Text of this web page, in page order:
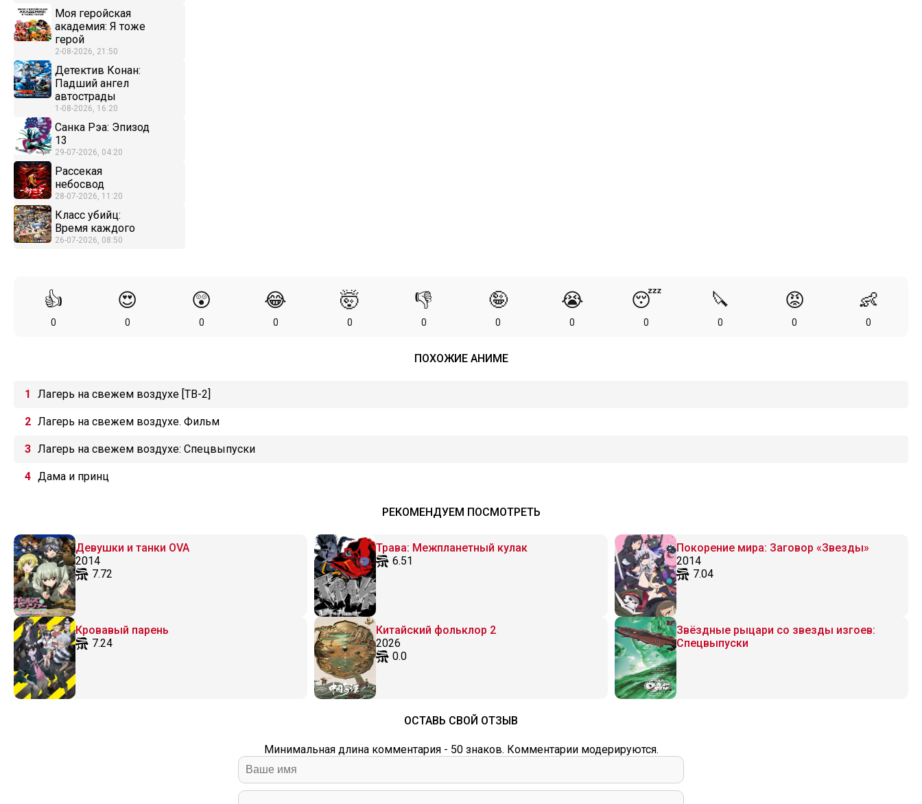
Моя геройская
академия: Я тоже
герой
2-08-2026, 21:50
Детектив Конан:
Падший ангел
автострады
1-08-2026, 16:20
Санка Рэа: Эпизод
13
29-07-2026, 04:20
Рассекая
небосвод
28-07-2026, 11:20
Класс убийц:
Время каждого
26-07-2026, 08:50
👍
0
😍
0
😲
0
😂
0
🤯
0
👎
0
🤪
0
😭
0
😴
0
🔪
0
😡
0
👶
0
ПОХОЖИЕ АНИМЕ
Лагерь на свежем воздухе [ТВ-2]
Лагерь на свежем воздухе. Фильм
Лагерь на свежем воздухе: Спецвыпуски
Дама и принц
РЕКОМЕНДУЕМ ПОСМОТРЕТЬ
Девушки и танки OVA
2014
7.72
Трава: Межпланетный кулак
6.51
Покорение мира: Заговор «Звезды»
2014
7.04
Кровавый парень
7.24
Китайский фольклор 2
2026
0.0
Звёздные рыцари со звезды изгоев:
Спецвыпуски
ОСТАВЬ СВОЙ ОТЗЫВ
Минимальная длина комментария - 50 знаков. Комментарии модерируются.